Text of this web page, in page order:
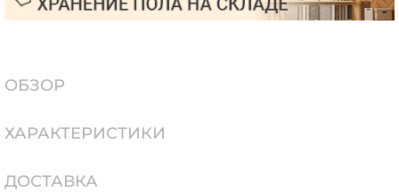
ОБЗОР
ХАРАКТЕРИСТИКИ
ДОСТАВКА